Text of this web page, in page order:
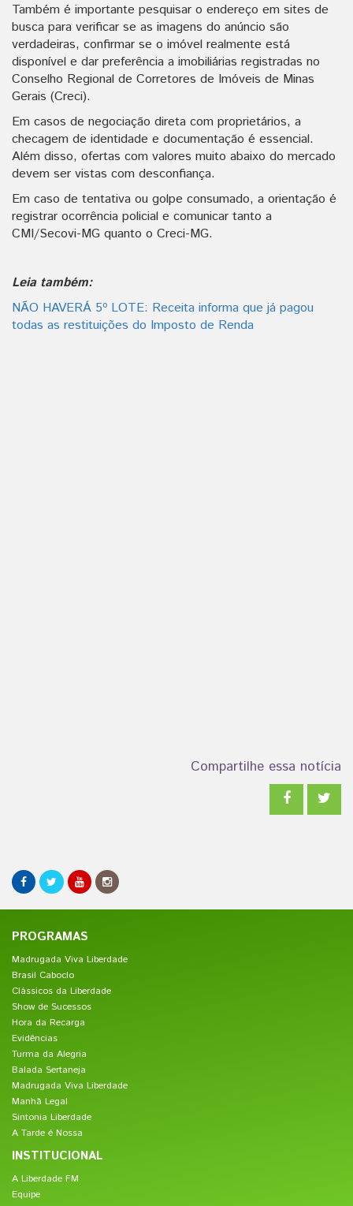
Também é importante pesquisar o endereço em sites de
busca para verificar se as imagens do anúncio são
verdadeiras, confirmar se o imóvel realmente está
disponível e dar preferência a imobiliárias registradas no
Conselho Regional de Corretores de Imóveis de Minas
Gerais (Creci).
Em casos de negociação direta com proprietários, a
checagem de identidade e documentação é essencial.
Além disso, ofertas com valores muito abaixo do mercado
devem ser vistas com desconfiança.
Em caso de tentativa ou golpe consumado, a orientação é
registrar ocorrência policial e comunicar tanto a
CMI/Secovi-MG quanto o Creci-MG.
Leia também:
NÃO HAVERÁ 5º LOTE: Receita informa que já pagou
todas as restituições do Imposto de Renda
Compartilhe essa notícia
PROGRAMAS
Madrugada Viva Liberdade
Brasil Caboclo
Clássicos da Liberdade
Show de Sucessos
Hora da Recarga
Evidências
Turma da Alegria
Balada Sertaneja
Madrugada Viva Liberdade
Manhã Legal
Sintonia Liberdade
A Tarde é Nossa
INSTITUCIONAL
A Liberdade FM
Equipe